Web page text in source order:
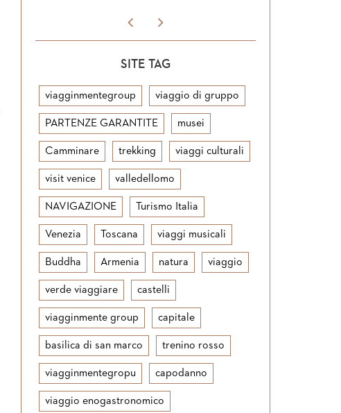
SITE TAG
viagginmentegroup viaggio di gruppo
PARTENZE GARANTITE musei
Camminare trekking viaggi culturali
visit venice valledellomo
NAVIGAZIONE Turismo Italia
Venezia Toscana viaggi musicali
Buddha Armenia natura viaggio
verde viaggiare castelli
viagginmente group capitale
basilica di san marco trenino rosso
viagginmentegropu capodanno
viaggio enogastronomico